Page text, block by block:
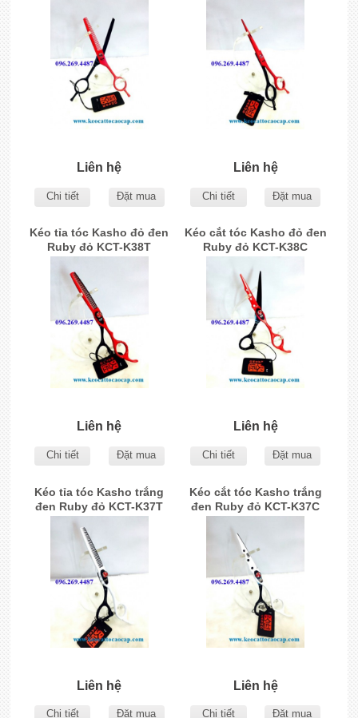
Liên hệ
Chi tiết Đặt mua
Liên hệ
Chi tiết Đặt mua
Kéo tỉa tóc Kasho đỏ đen
Ruby đỏ KCT-K38T
Liên hệ
Chi tiết Đặt mua
Kéo cắt tóc Kasho đỏ đen
Ruby đỏ KCT-K38C
Liên hệ
Chi tiết Đặt mua
Kéo tỉa tóc Kasho trắng
đen Ruby đỏ KCT-K37T
Liên hệ
Chi tiết Đặt mua
Kéo cắt tóc Kasho trắng
đen Ruby đỏ KCT-K37C
Liên hệ
Chi tiết Đặt mua